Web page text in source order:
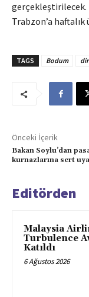
gerçekleştirilecek.
Trabzon’a
TAGS Bodum
Önceki İçerik
Bakan Soylu’dan
kurnazlarına sert
Editörden
Malaysia
Turbulence
Katıldı
6 Ağustos 2026